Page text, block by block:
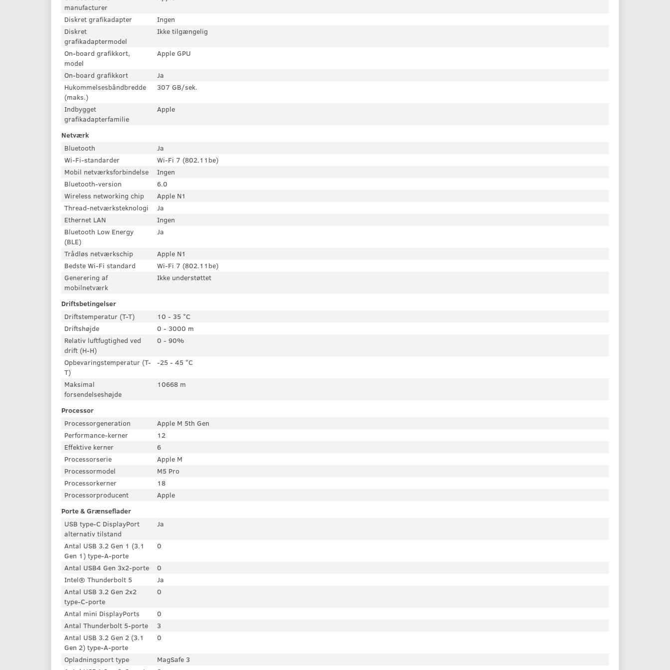
manufacturer
Diskret grafikadapter
Ingen
Diskret
grafikadaptermodel
Ikke tilgængelig
On-board grafikkort,
model
Apple GPU
On-board grafikkort
Ja
Hukommelsesbåndbredde
(maks.)
307 GB/sek.
Indbygget
grafikadapterfamilie
Apple
Netværk
Bluetooth
Ja
Wi-Fi-standarder
Wi-Fi 7 (802.11be)
Mobil netværksforbindelse
Ingen
Bluetooth-version
6.0
Wireless networking chip
Apple N1
Thread-netværksteknologi
Ja
Ethernet LAN
Ingen
Bluetooth Low Energy
(BLE)
Ja
Trådløs netværkschip
Apple N1
Bedste Wi-Fi standard
Wi-Fi 7 (802.11be)
Generering af
mobilnetværk
Ikke understøttet
Driftsbetingelser
Driftstemperatur (T-T)
10 - 35 °C
Driftshøjde
0 - 3000 m
Relativ luftfugtighed ved
drift (H-H)
0 - 90%
Opbevaringstemperatur (T-
T)
-25 - 45 °C
Maksimal
forsendelseshøjde
10668 m
Processor
Processorgeneration
Apple M 5th Gen
Performance-kerner
12
Effektive kerner
6
Processorserie
Apple M
Processormodel
M5 Pro
Processorkerner
18
Processorproducent
Apple
Porte & Grænseflader
USB type-C DisplayPort
alternativ tilstand
Ja
Antal USB 3.2 Gen 1 (3.1
Gen 1) type-A-porte
0
Antal USB4 Gen 3x2-porte
0
Intel® Thunderbolt 5
Ja
Antal USB 3.2 Gen 2x2
type-C-porte
0
Antal mini DisplayPorts
0
Antal Thunderbolt 5-porte
3
Antal USB 3.2 Gen 2 (3.1
Gen 2) type-A-porte
0
Opladningsport type
MagSafe 3